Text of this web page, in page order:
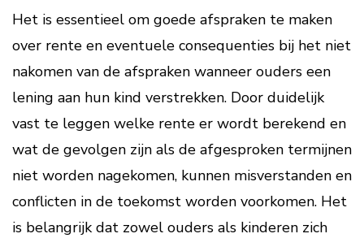
Het is essentieel om goede afspraken te maken
over rente en eventuele consequenties bij het niet
nakomen van de afspraken wanneer ouders een
lening aan hun kind verstrekken. Door duidelijk
vast te leggen welke rente er wordt berekend en
wat de gevolgen zijn als de afgesproken termijnen
niet worden nagekomen, kunnen misverstanden en
conflicten in de toekomst worden voorkomen. Het
is belangrijk dat zowel ouders als kinderen zich